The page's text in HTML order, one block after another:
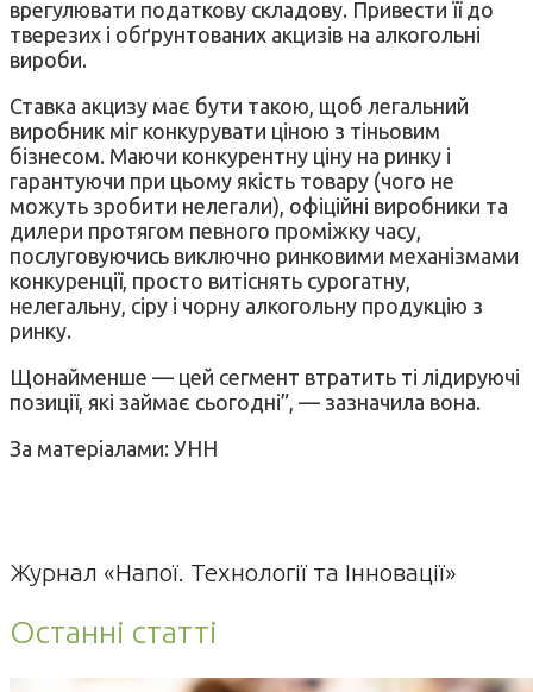
врегулювати податкову складову. Привести її до
тверезих і обґрунтованих акцизів на алкогольні
вироби.
Ставка акцизу має бути такою, щоб легальний
виробник міг конкурувати ціною з тіньовим
бізнесом. Маючи конкурентну ціну на ринку і
гарантуючи при цьому якість товару (чого не
можуть зробити нелегали), офіційні виробники та
дилери протягом певного проміжку часу,
послуговуючись виключно ринковими механізмами
конкуренції, просто витіснять сурогатну,
нелегальну, сіру і чорну алкогольну продукцію з
ринку.
Щонайменше — цей сегмент втратить ті лідируючі
позиції, які займає сьогодні”, — зазначила вона.
За матеріалами: УНН
Журнал «Напої. Технології та Інновації»
Останні статті